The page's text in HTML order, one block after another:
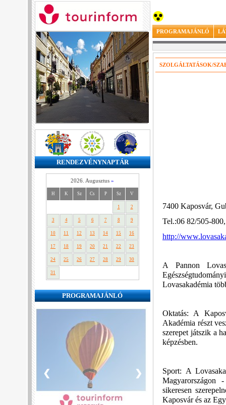
RENDEZVÉNYNAPTÁR
2026. Augusztus »
H K Sz Cs P Sz V
1 2
3 4 5 6 7 8 9
10 11 12 13 14 15 16
17 18 19 20 21 22 23
24 25 26 27 28 29 30
31
PROGRAMAJÁNLÓ
❮ ❯
PROGRAMAJÁNLÓ
SZOLGÁLTATÁSOK/
7400 Kaposvár,
Tel.:06 82/505-
http://
A Pannon
Lovasakadémia
Oktatás: A
Akadémia részt
szerepet játszik a
képzésben.
Sport: A
Magyarországon
sikeresen
Kaposvár és az